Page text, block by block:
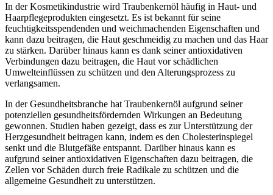
In der Kosmetikindustrie wird Traubenkernöl häufig in Haut- und
Haarpflegeprodukten eingesetzt. Es ist bekannt für seine
feuchtigkeitsspendenden und weichmachenden Eigenschaften und
kann dazu beitragen, die Haut geschmeidig zu machen und das Haar
zu stärken. Darüber hinaus kann es dank seiner antioxidativen
Verbindungen dazu beitragen, die Haut vor schädlichen
Umwelteinflüssen zu schützen und den Alterungsprozess zu
verlangsamen.
In der Gesundheitsbranche hat Traubenkernöl aufgrund seiner
potenziellen gesundheitsfördernden Wirkungen an Bedeutung
gewonnen. Studien haben gezeigt, dass es zur Unterstützung der
Herzgesundheit beitragen kann, indem es den Cholesterinspiegel
senkt und die Blutgefäße entspannt. Darüber hinaus kann es
aufgrund seiner antioxidativen Eigenschaften dazu beitragen, die
Zellen vor Schäden durch freie Radikale zu schützen und die
allgemeine Gesundheit zu unterstützen.